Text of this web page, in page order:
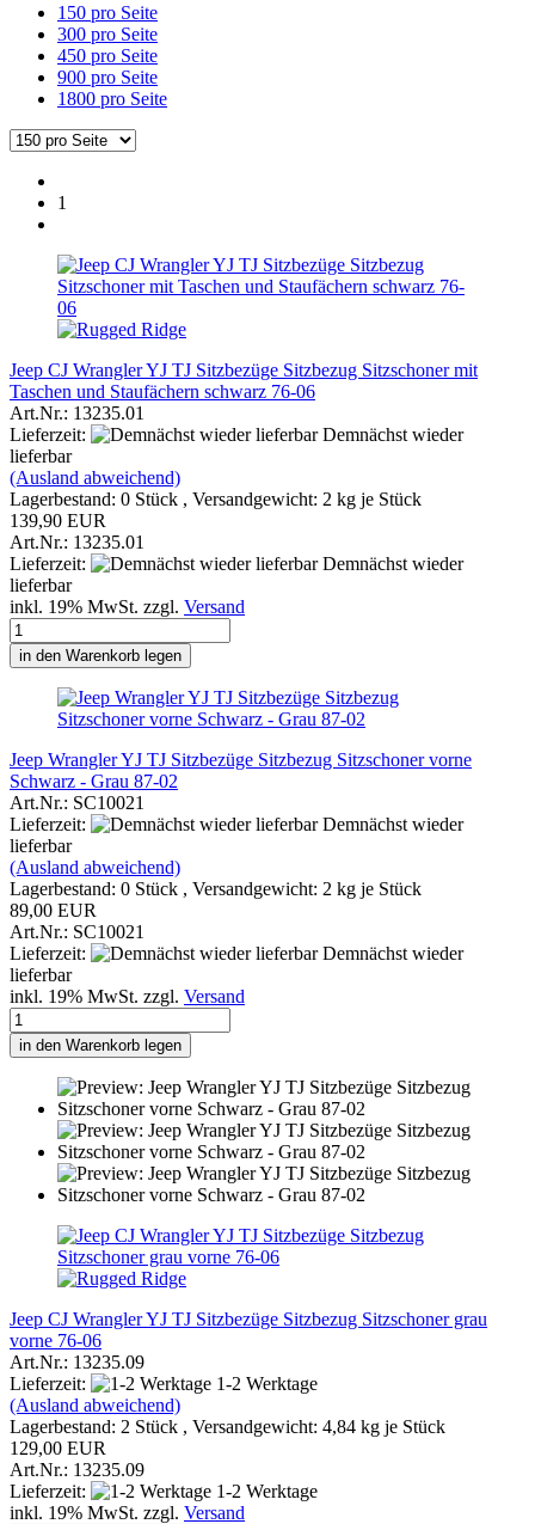
150 pro Seite
300 pro Seite
450 pro Seite
900 pro Seite
1800 pro Seite
1
Jeep CJ Wrangler YJ TJ Sitzbezüge Sitzbezug Sitzschoner mit
Taschen und Staufächern schwarz 76-06
Art.Nr.: 13235.01
Lieferzeit:
Demnächst wieder
lieferbar
(Ausland abweichend)
Lagerbestand: 0 Stück , Versandgewicht: 2 kg je Stück
139,90 EUR
Art.Nr.: 13235.01
Lieferzeit:
Demnächst wieder
lieferbar
inkl. 19% MwSt. zzgl. Versand
in den Warenkorb legen
Jeep Wrangler YJ TJ Sitzbezüge Sitzbezug Sitzschoner vorne
Schwarz - Grau 87-02
Art.Nr.: SC10021
Lieferzeit:
Demnächst wieder
lieferbar
(Ausland abweichend)
Lagerbestand: 0 Stück , Versandgewicht: 2 kg je Stück
89,00 EUR
Art.Nr.: SC10021
Lieferzeit:
Demnächst wieder
lieferbar
inkl. 19% MwSt. zzgl. Versand
in den Warenkorb legen
Jeep CJ Wrangler YJ TJ Sitzbezüge Sitzbezug Sitzschoner grau
vorne 76-06
Art.Nr.: 13235.09
Lieferzeit:
1-2 Werktage
(Ausland abweichend)
Lagerbestand: 2 Stück , Versandgewicht: 4,84 kg je Stück
129,00 EUR
Art.Nr.: 13235.09
Lieferzeit:
1-2 Werktage
inkl. 19% MwSt. zzgl. Versand